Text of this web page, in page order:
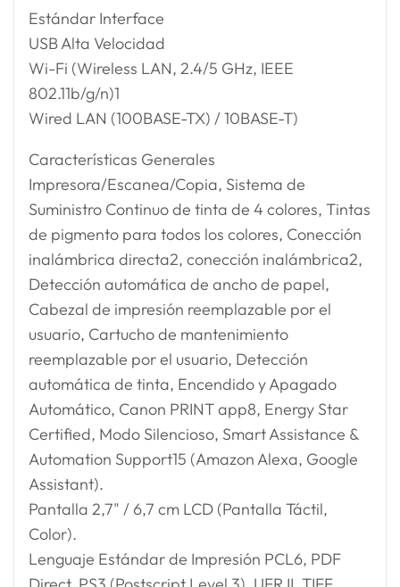
Estándar Interface
USB Alta Velocidad
Wi-Fi (Wireless LAN, 2.4/5 GHz, IEEE
802.11b/g/n)1
Wired LAN (100BASE-TX) / 10BASE-T)
Características Generales
Impresora/Escanea/Copia, Sistema de
Suministro Continuo de tinta de 4 colores, Tintas
de pigmento para todos los colores, Conección
inalámbrica directa2, conección inalámbrica2,
Detección automática de ancho de papel,
Cabezal de impresión reemplazable por el
usuario, Cartucho de mantenimiento
reemplazable por el usuario, Detección
automática de tinta, Encendido y Apagado
Automático, Canon PRINT app8, Energy Star
Certified, Modo Silencioso, Smart Assistance &
Automation Support15 (Amazon Alexa, Google
Assistant).
Pantalla 2,7" / 6,7 cm LCD (Pantalla Táctil,
Color).
Lenguaje Estándar de Impresión PCL6, PDF